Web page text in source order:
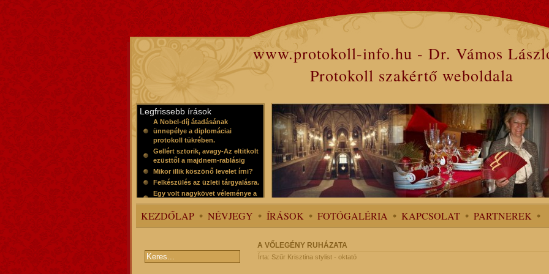
www.protokoll-info.hu - Dr. Vámos
Protokoll szakértő weboldala
Legfrissebb írások
A Nobel-díj átadásának
ünnepélye a diplomáciai
protokoll tükrében.
Gellért sztorik, avagy-Az eltitkolt
ezüsttől a majdnem-rablásig
Mikor illik köszönő levelet írni?
Felkészülés az üzleti tárgyalásra.
Egy volt nagykövet véleménye a
protokollról
KEZDŐLAP NÉVJEGY ÍRÁSOK FOTÓGALÉRIA KAPCSOLAT PARTNEREK
A VŐLEGÉNY RUHÁZATA
Írta: Szűr Krisztina stylist - oktató